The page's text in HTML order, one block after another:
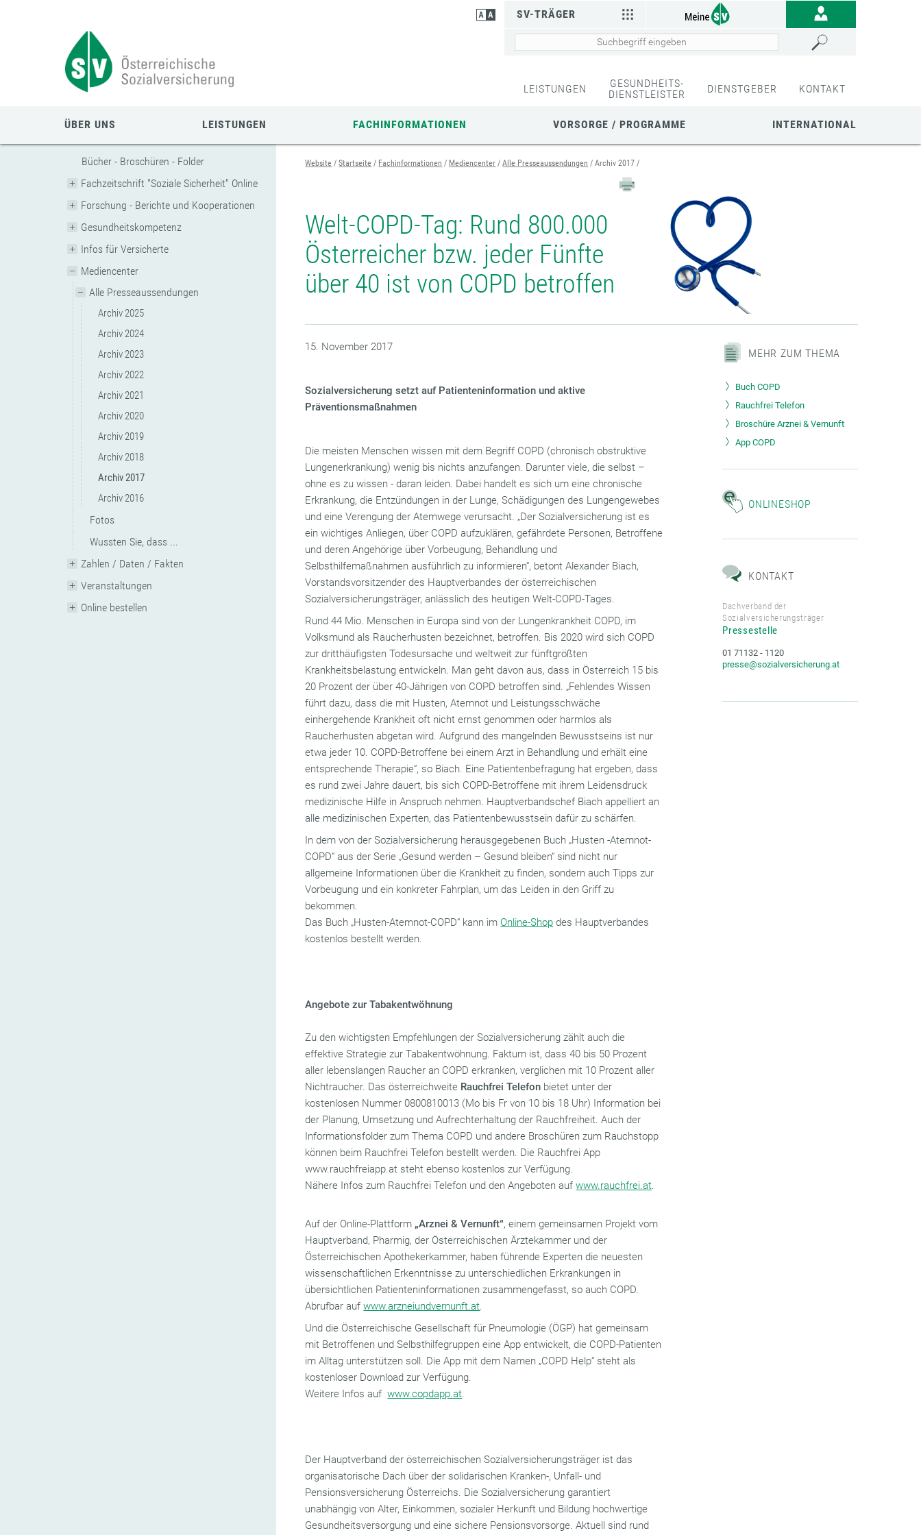
SV-TRÄGER
LEISTUNGEN
GESUNDHEITS-
DIENSTLEISTER
DIENSTGEBER KONTAKT
ÜBER UNS LEISTUNGEN FACHINFORMATIONEN VORSORGE / PROGRAMME INTERNATIONAL
Bücher - Broschüren - Folder
Fachzeitschrift "Soziale Sicherheit" Online
Forschung - Berichte und Kooperationen
Gesundheitskompetenz
Infos für Versicherte
Mediencenter
Alle Presseaussendungen
Archiv 2025
Archiv 2024
Archiv 2023
Archiv 2022
Archiv 2021
Archiv 2020
Archiv 2019
Archiv 2018
Archiv 2017
Archiv 2016
Fotos
Wussten Sie, dass ...
Zahlen / Daten / Fakten
Veranstaltungen
Online bestellen
Website Startseite Fachinformationen Mediencenter Alle Presseaussendungen Archiv 2017
Welt-COPD-Tag: Rund 800.000
Österreicher bzw. jeder Fünfte
über 40 ist von COPD betroffen
15. November 2017
Sozialversicherung setzt auf Patienteninformation und aktive
Präventionsmaßnahmen
Die meisten Menschen wissen mit dem Begriff COPD (chronisch obstruktive
Lungenerkrankung) wenig bis nichts anzufangen. Darunter viele, die selbst –
ohne es zu wissen - daran leiden. Dabei handelt es sich um eine chronische
Erkrankung, die Entzündungen in der Lunge, Schädigungen des Lungengewebes
und eine Verengung der Atemwege verursacht. „Der Sozialversicherung ist es
ein wichtiges Anliegen, über COPD aufzuklären, gefährdete Personen, Betroffene
und deren Angehörige über Vorbeugung, Behandlung und
Selbsthilfemaßnahmen ausführlich zu informieren“, betont Alexander Biach,
Vorstandsvorsitzender des Hauptverbandes der österreichischen
Sozialversicherungsträger, anlässlich des heutigen Welt-COPD-Tages.
Rund 44 Mio. Menschen in Europa sind von der Lungenkrankheit COPD, im
Volksmund als Raucherhusten bezeichnet, betroffen. Bis 2020 wird sich COPD
zur dritthäufigsten Todesursache und weltweit zur fünftgrößten
Krankheitsbelastung entwickeln. Man geht davon aus, dass in Österreich 15 bis
20 Prozent der über 40-Jährigen von COPD betroffen sind. „Fehlendes Wissen
führt dazu, dass die mit Husten, Atemnot und Leistungsschwäche
einhergehende Krankheit oft nicht ernst genommen oder harmlos als
Raucherhusten abgetan wird. Aufgrund des mangelnden Bewusstseins ist nur
etwa jeder 10. COPD-Betroffene bei einem Arzt in Behandlung und erhält eine
entsprechende Therapie“, so Biach. Eine Patientenbefragung hat ergeben, dass
es rund zwei Jahre dauert, bis sich COPD-Betroffene mit ihrem Leidensdruck
medizinische Hilfe in Anspruch nehmen. Hauptverbandschef Biach appelliert an
alle medizinischen Experten, das Patientenbewusstsein dafür zu schärfen.
In dem von der Sozialversicherung herausgegebenen Buch „Husten -Atemnot-
COPD“ aus der Serie „Gesund werden – Gesund bleiben“ sind nicht nur
allgemeine Informationen über die Krankheit zu finden, sondern auch Tipps zur
Vorbeugung und ein konkreter Fahrplan, um das Leiden in den Griff zu
bekommen.
Das Buch „Husten-Atemnot-COPD“ kann im Online-Shop des Hauptverbandes
kostenlos bestellt werden.
Angebote zur Tabakentwöhnung
Zu den wichtigsten Empfehlungen der Sozialversicherung zählt auch die
effektive Strategie zur Tabakentwöhnung. Faktum ist, dass 40 bis 50 Prozent
aller lebenslangen Raucher an COPD erkranken, verglichen mit 10 Prozent aller
Nichtraucher. Das österreichweite Rauchfrei Telefon bietet unter der
kostenlosen Nummer 0800810013 (Mo bis Fr von 10 bis 18 Uhr) Information bei
der Planung, Umsetzung und Aufrechterhaltung der Rauchfreiheit. Auch der
Informationsfolder zum Thema COPD und andere Broschüren zum Rauchstopp
können beim Rauchfrei Telefon bestellt werden. Die Rauchfrei App
www.rauchfreiapp.at steht ebenso kostenlos zur Verfügung.
Nähere Infos zum Rauchfrei Telefon und den Angeboten aufwww.rauchfrei.at.
Auf der Online-Plattform „Arznei & Vernunft“, einem gemeinsamen Projekt vom
Hauptverband, Pharmig, der Österreichischen Ärztekammer und der
Österreichischen Apothekerkammer, haben führende Experten die neuesten
wissenschaftlichen Erkenntnisse zu unterschiedlichen Erkrankungen in
übersichtlichen Patienteninformationen zusammengefasst, so auch COPD.
Abrufbar aufwww.arzneiundvernunft.at.
Und die Österreichische Gesellschaft für Pneumologie (ÖGP) hat gemeinsam
mit Betroffenen und Selbsthilfegruppen eine App entwickelt, die COPD-Patienten
im Alltag unterstützen soll. Die App mit dem Namen „COPD Help“ steht als
kostenloser Download zur Verfügung.
Weitere Infos aufwww.copdapp.at.
Der Hauptverband der österreichischen Sozialversicherungsträger ist das
organisatorische Dach über der solidarischen Kranken-, Unfall- und
Pensionsversicherung Österreichs. Die Sozialversicherung garantiert
unabhängig von Alter, Einkommen, sozialer Herkunft und Bildung hochwertige
Gesundheitsversorgung und eine sichere Pensionsvorsorge. Aktuell sind rund
MEHR ZUM THEMA
Buch COPD
Rauchfrei Telefon
Broschüre Arznei & Vernunft
App COPD
ONLINESHOP
KONTAKT
Dachverband der
Sozialversicherungsträger
Pressestelle
01 71132 - 1120
presse@sozialversicherung.at